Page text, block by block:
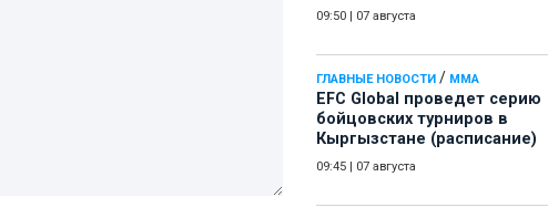
09:50 07 августа
ГЛАВНЫЕ НОВОСТИ / ММА
EFC Global проведет серию
бойцовских турниров в
Кыргызстане (расписание)
09:45 07 августа